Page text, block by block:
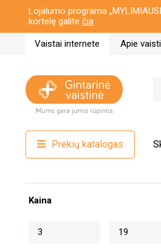
Lojalumo programa
kortelę galite čia
Vaistai internete Apie
Prekių katalogas
Kaina